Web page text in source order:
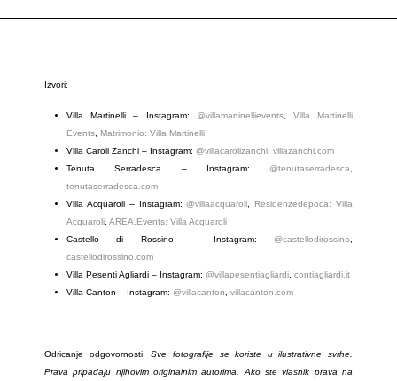
Izvori:
Villa Martinelli – Instagram: @villamartinellievents, Villa Martinelli
Events, Matrimonio: Villa Martinelli
Villa Caroli Zanchi – Instagram: @villacarolizanchi, villazanchi.com
Tenuta Serradesca – Instagram: @tenutaserradesca,
tenutaserradesca.com
Villa Acquaroli – Instagram: @villaacquaroli,
Residenzedepoca: Villa
Acquaroli, AREA.Events: Villa Acquaroli
Castello di Rossino – Instagram: @castellodirossino,
castellodirossino.com
Villa Pesenti Agliardi – Instagram: @villapesentiagliardi, contiagliardi.it
Villa Canton – Instagram: @villacanton, villacanton.com
Odricanje odgovornosti:Sve fotografije se koriste u ilustrativne svrhe.
Prava pripadaju njihovim originalnim autorima. Ako ste vlasnik prava na